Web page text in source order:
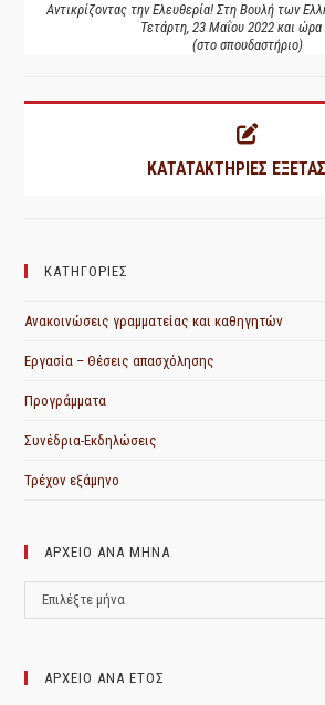
Αντικρίζοντας την Ελευθερία! Στη Βουλή των
Τετάρτη, 23 Μαΐου 2022 και ώρα
(στο σπουδαστήριο)
ΚΑΤΑΤΑΚΤΗΡΙΕΣ
ΚΑΤΗΓΟΡΙΕΣ
Ανακοινώσεις γραμματείας και καθηγητών
Εργασία – Θέσεις απασχόλησης
Προγράμματα
Συνέδρια-Εκδηλώσεις
Τρέχον εξάμηνο
ΑΡΧΕΙΟ ΑΝΑ ΜΗΝΑ
ΑΡΧΕΙΟ
ΑΝΑ
Επιλέξτε μήνα
ΑΡΧΕΙΟ ΑΝΑ ΕΤΟΣ